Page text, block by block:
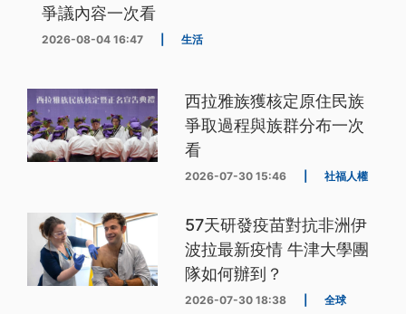
爭議內容一次看
2026-08-04 16:47 生活
西拉雅族獲核定原住民族
爭取過程與族群分布一次
看
2026-07-30 15:46 社福人權
57天研發疫苗對抗非洲伊
波拉最新疫情 牛津大學團
隊如何辦到？
2026-07-30 18:38 全球